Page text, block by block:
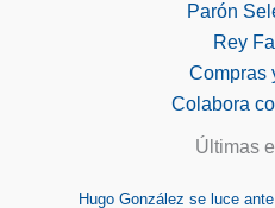
Parón
Rey
Compras
Colabora
Últimas
Hugo González se luce